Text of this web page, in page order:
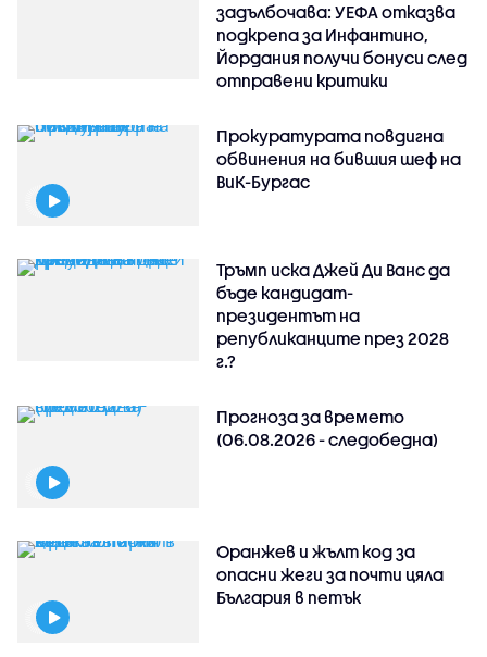
задълбочава: УЕФА отказва
подкрепа за Инфантино,
Йордания получи бонуси след
отправени критики
Прокуратурата повдигна
обвинения на бившия шеф на
ВиК-Бургас
Тръмп иска Джей Ди Ванс да
бъде кандидат-
президентът на
републиканците през 2028
г.?
Прогноза за времето
(06.08.2026 - следобедна)
Оранжев и жълт код за
опасни жеги за почти цяла
България в петък